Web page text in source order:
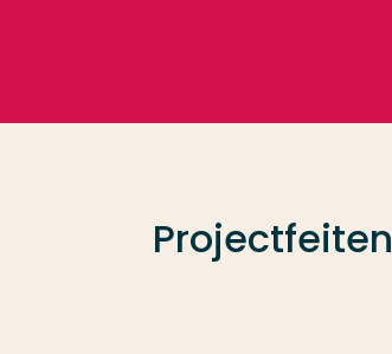
Projectfeiten
Opleiding
Contact